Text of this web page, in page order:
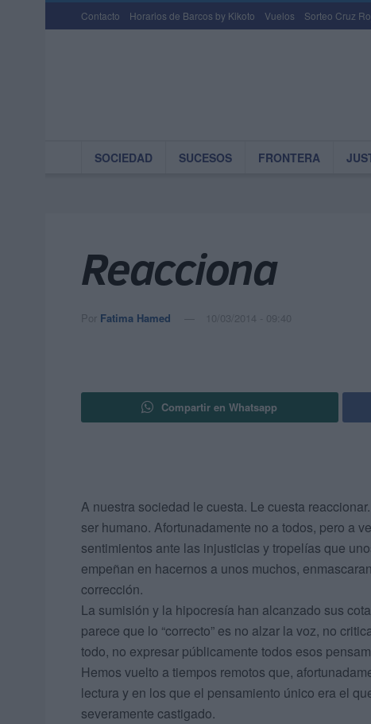
Contacto Horarios de Barcos by Kikoto Vuelos Sorteo Cruz
SOCIEDAD SUCESOS FRONTERA
Reacciona
Por Fatima Hamed 10/03/2014 - 09:40
Compartir en Whatsapp
A nuestra sociedad le cuesta. Le cuesta
ser humano. Afortunadamente no a todos, pero a
sentimientos ante las injusticias y tropelías que
empeñan en hacernos a unos muchos,
corrección.
La sumisión y la hipocresía han alcanzado sus
parece que lo “correcto” es no alzar la voz, no
todo, no expresar públicamente todos esos
Hemos vuelto a tiempos remotos que,
lectura y en los que el pensamiento único era el
severamente castigado.